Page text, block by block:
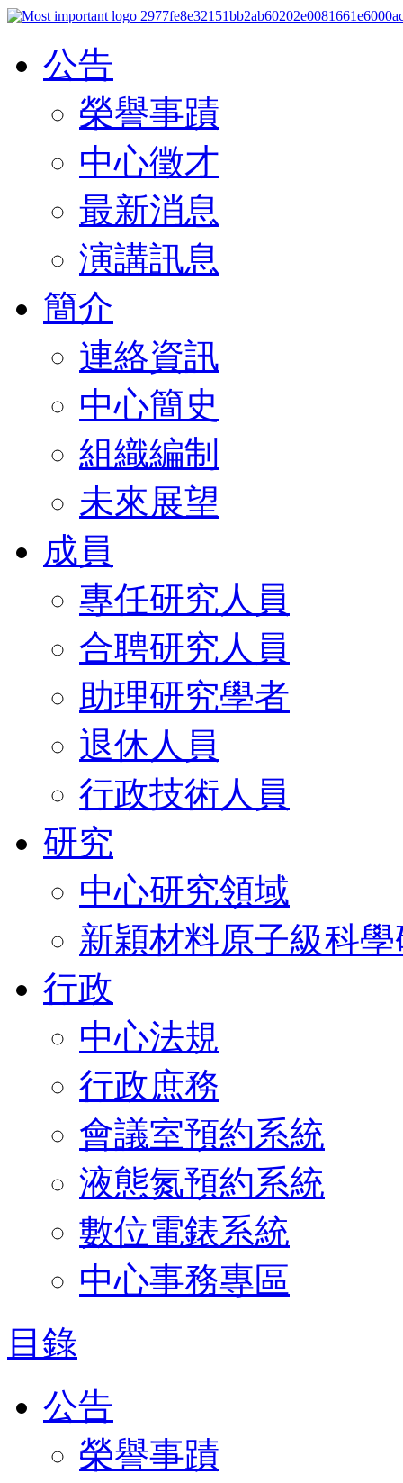
公告
榮譽事蹟
中心徵才
最新消息
演講訊息
簡介
連絡資訊
中心簡史
組織編制
未來展望
成員
專任研究人員
合聘研究人員
助理研究學者
退休人員
行政技術人員
研究
中心研究領域
新穎材料原子級科
行政
中心法規
行政庶務
會議室預約系統
液態氮預約系統
數位電錶系統
中心事務專區
目錄
公告
榮譽事蹟